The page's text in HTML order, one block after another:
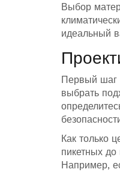
Выбор
идеальный
Первый шаг
выбрать
Как только
пикетных
Например,